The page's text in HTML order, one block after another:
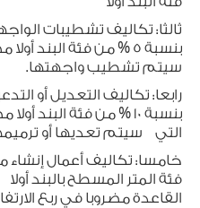
ثالثا: تكاليف تشطيبات
بنسبة 5 % من فئة البند
سيتم تشطيب واجهتها.
رابعا: تكاليف التعديل أو
بنسبة 10 % من فئة
التي سيتم تعديها أو
خامسا: تكاليف أعمال
فئة المتر المسطح بالبند
القاعدة مضروبا في ربع